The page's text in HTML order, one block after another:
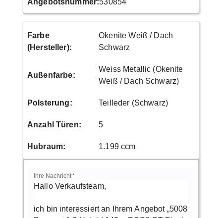
Farbe
(Hersteller):
Okenite Weiß / Dach
Schwarz
Außenfarbe:
Weiss Metallic (Okenite
Weiß / Dach Schwarz)
Polsterung: Teilleder (Schwarz)
Anzahl Türen: 5
Hubraum: 1.199 ccm
Ihre Nachricht*